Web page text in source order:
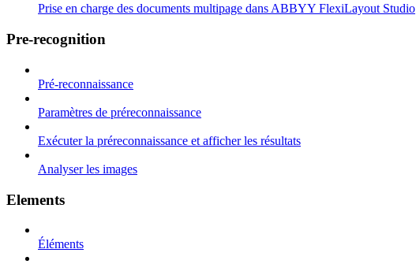
Prise en charge des documents multipage dans ABBYY FlexiLayout Studio
Pre-recognition
Pré-reconnaissance
Paramètres de préreconnaissance
Exécuter la préreconnaissance et afficher les résultats
Analyser les images
Elements
Éléments